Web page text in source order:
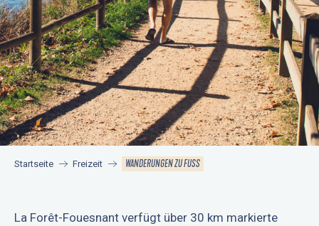
Startseite Freizeit WANDERUNGEN ZU FUSS
La Forêt-Fouesnant verfügt über 30 km markierte